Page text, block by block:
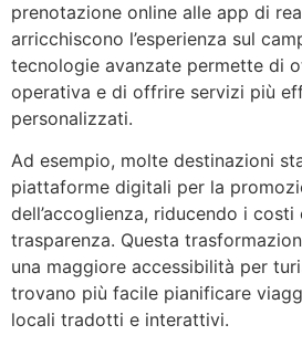
prenotazione online alle app di
arricchiscono l’esperienza sul
tecnologie avanzate permette di
operativa e di offrire servizi più
personalizzati.
Ad esempio, molte destinazioni
piattaforme digitali per la
dell’accoglienza, riducendo i costi
trasparenza. Questa
una maggiore accessibilità per
trovano più facile pianificare
locali tradotti e interattivi.